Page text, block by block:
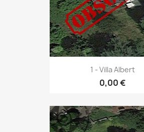
1 - Villa Albert
0,00 €